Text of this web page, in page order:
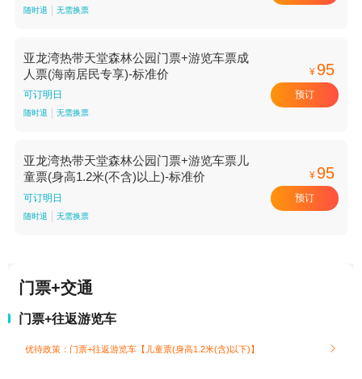
随时退 无需换票
亚龙湾热带天堂森林公园门票+游览车票成
人票(海南居民专享)-标准价
可订明日
随时退 无需换票
¥ 95
预订
亚龙湾热带天堂森林公园门票+游览车票儿
童票(身高1.2米(不含)以上)-标准价
可订明日
随时退 无需换票
¥ 95
预订
门票+交通
门票+往返游览车
优待政策：门票+往返游览车【儿童票(身高1.2米(含)以下)】 